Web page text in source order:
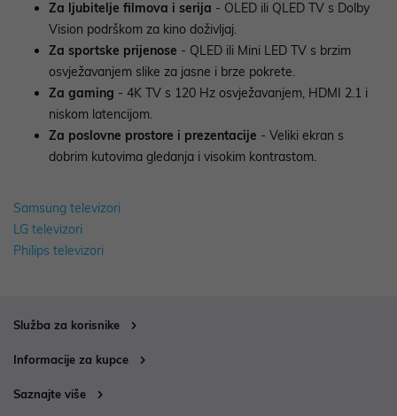
Za ljubitelje filmova i serija - OLED ili QLED TV s Dolby
Vision podrškom za kino doživljaj.
Za sportske prijenose - QLED ili Mini LED TV s brzim
osvježavanjem slike za jasne i brze pokrete.
Za gaming - 4K TV s 120 Hz osvježavanjem, HDMI 2.1 i
niskom latencijom.
Za poslovne prostore i prezentacije - Veliki ekran s
dobrim kutovima gledanja i visokim kontrastom.
Samsung televizori
LG televizori
Philips televizori
Služba za korisnike
Informacije za kupce
Saznajte više